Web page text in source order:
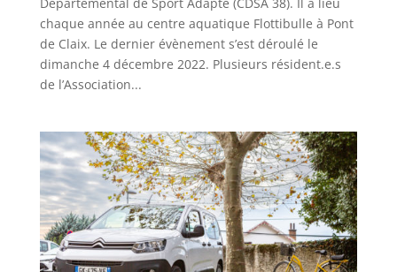
chaque année au centre aquatique Flottibulle à Pont
de Claix. Le dernier évènement s’est déroulé le
dimanche 4 décembre 2022. Plusieurs résident.e.s
de l’Association...